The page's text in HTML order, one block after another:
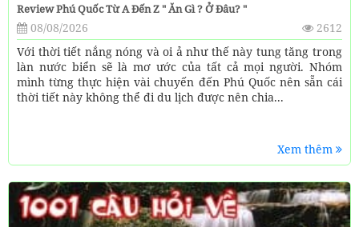
Review Phú Quốc Từ A Đến Z " Ăn Gì ? Ở Đâu? "
08/08/2026
2612
Với thời tiết nắng nóng và oi ả như thế này tung tăng trong
làn nước biển sẽ là mơ ước của tất cả mọi người. Nhóm
mình từng thực hiện vài chuyến đến Phú Quốc nên sẵn cái
thời tiết này không thể đi du lịch được nên chia...
Xem thêm